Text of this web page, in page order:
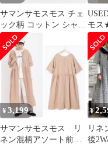
サマンサモスモス チェ
ック柄 コットン シャツ
ワンピース ブルー ベー
ジュ M
モス
ツワ
★M
¥3,199
サマンサモスモス リ
ネン混柄アソート前後
¥
リネ
後